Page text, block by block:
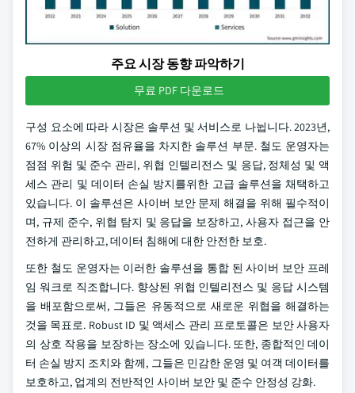
주요 시장 동향 파악하기
무료 PDF 다운로드
구성 요소에 따라 시장은 솔루션 및 서비스로 나뉩니다. 2023년,
67% 이상의 시장 점유율을 차지한 솔루션 부문. 철도 운영자는
점점 위험 및 준수 관리, 위협 인텔리전스 및 응답, 정체성 및 액
세스 관리 및 데이터 손실 방지를위한 고급 솔루션을 채택하고
있습니다. 이 솔루션은 사이버 보안 문제 해결을 위해 필수적이
며, 규제 준수, 위협 탐지 및 응답을 보장하고, 사용자 접근을 안
전하게 관리하고, 데이터 침해에 대한 안전한 보호.
또한 철도 운영자는 이러한 솔루션을 통합 된 사이버 보안 프레
임 워크로 직조합니다. 향상된 위협 인텔리전스 및 응답 시스템
을 배포함으로써, 그들은 유동적으로 새로운 위협을 해결하는
것을 목표로. Robust ID 및 액세스 관리 프로토콜은 보안 사용자
의 상호 작용을 보장하는 장소에 있습니다. 또한, 종합적인 데이
터 손실 방지 조치와 함께, 그들은 민감한 운영 및 여객 데이터를
보호하고, 업계의 전반적인 사이버 보안 및 준수 안정성 강화.